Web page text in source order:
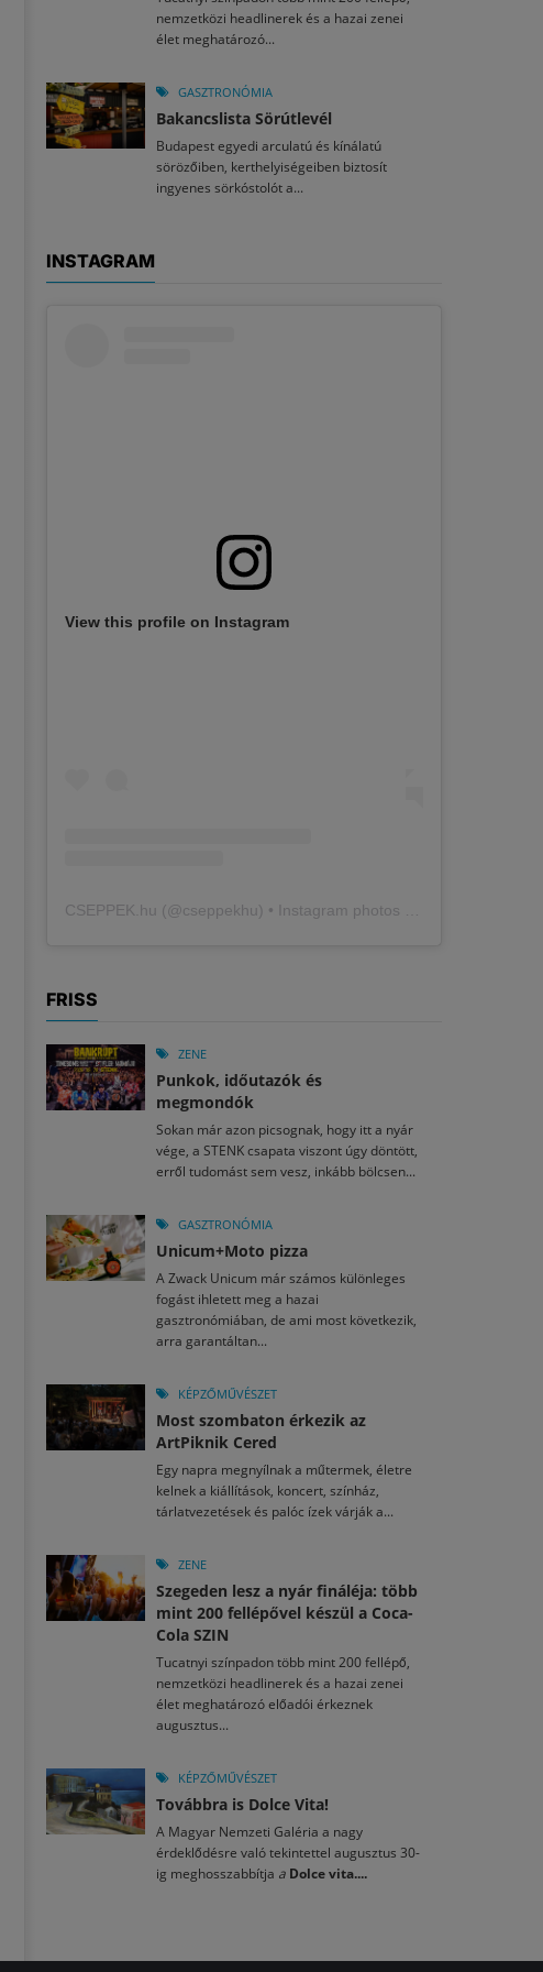
nemzetközi headlinerek és a hazai zenei
élet meghatározó...
GASZTRONÓMIA
Bakancslista Sörútlevél
Budapest egyedi arculatú és kínálatú
sörözőiben, kerthelyiségeiben biztosít
ingyenes sörkóstolót a...
INSTAGRAM
View this profile on Instagram
CSEPPEK.hu (@cseppekhu ) • Instagram photos and videos
FRISS
ZENE
Punkok, időutazók és
megmondók
Sokan már azon picsognak, hogy itt a nyár
vége, a STENK csapata viszont úgy döntött,
erről tudomást sem vesz, inkább bölcsen...
GASZTRONÓMIA
Unicum+Moto pizza
A Zwack Unicum már számos különleges
fogást ihletett meg a hazai
gasztronómiában, de ami most következik,
arra garantáltan...
KÉPZŐMŰVÉSZET
Most szombaton érkezik az
ArtPiknik Cered
Egy napra megnyílnak a műtermek, életre
kelnek a kiállítások, koncert, színház,
tárlatvezetések és palóc ízek várják a...
ZENE
Szegeden lesz a nyár fináléja: több
mint 200 fellépővel készül a Coca-
Cola SZIN
Tucatnyi színpadon több mint 200 fellépő,
nemzetközi headlinerek és a hazai zenei
élet meghatározó előadói érkeznek
augusztus...
KÉPZŐMŰVÉSZET
Továbbra is Dolce Vita!
A Magyar Nemzeti Galéria a nagy
érdeklődésre való tekintettel augusztus 30-
ig meghosszabbítja a Dolce vita....